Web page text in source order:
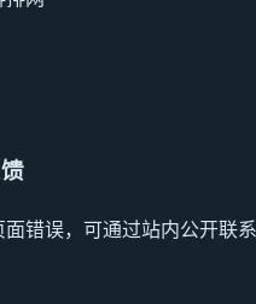
错误，可通过站内公开联